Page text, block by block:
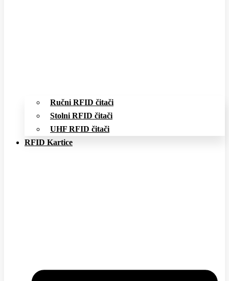
Ručni RFID čitači
Stolni RFID čitači
UHF RFID čitači
RFID Kartice